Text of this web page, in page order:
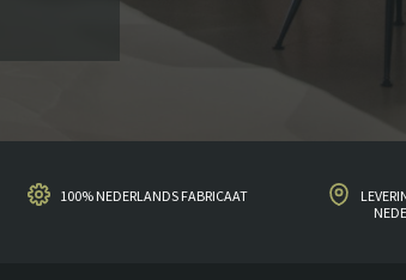
100% NEDERLANDS FABRICAAT